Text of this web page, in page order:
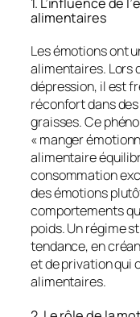
alimentaires
Les émotions ont
alimentaires. Lors
dépression, il est
réconfort dans
graisses. Ce
« manger
alimentaire
consommation
des émotions
comportements
poids. Un régime
tendance, en
et de privation qui
alimentaires.